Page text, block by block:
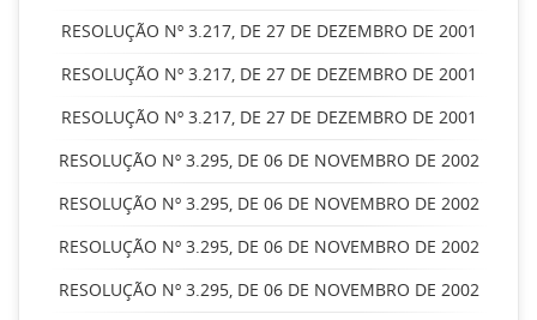
RESOLUÇÃO Nº 3.217, DE 27 DE DEZEMBRO DE 2001
RESOLUÇÃO Nº 3.217, DE 27 DE DEZEMBRO DE 2001
RESOLUÇÃO Nº 3.217, DE 27 DE DEZEMBRO DE 2001
RESOLUÇÃO Nº 3.295, DE 06 DE NOVEMBRO DE 2002
RESOLUÇÃO Nº 3.295, DE 06 DE NOVEMBRO DE 2002
RESOLUÇÃO Nº 3.295, DE 06 DE NOVEMBRO DE 2002
RESOLUÇÃO Nº 3.295, DE 06 DE NOVEMBRO DE 2002